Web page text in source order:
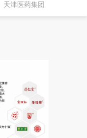
天津医药集团